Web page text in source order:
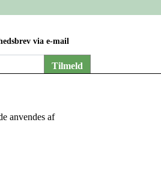
via e-mail
Tilmeld
anvendes af